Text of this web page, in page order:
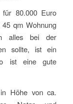
80.000 Euro
45 qm Wohnung
alles bei der
sollte, ist ein
ist eine gute
in Höhe von ca.